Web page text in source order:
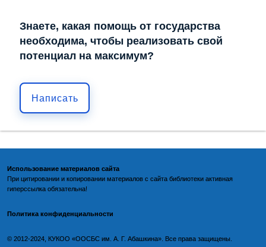
Знаете, какая помощь от государства
необходима, чтобы реализовать свой
потенциал на максимум?
Написать
Использование материалов сайта
При цитировании и копировании материалов с сайта библиотеки активная
гиперссылка обязательна!
Политика конфиденциальности
©️ 2012-2024, КУКОО «ООСБС им. А. Г. Абашкина». Все права защищены.